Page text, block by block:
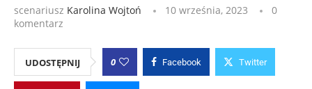
scenariusz Karolina Wojtoń 10 września, 2023
0
komentarz
UDOSTĘPNIJ 0 Facebook Twitter